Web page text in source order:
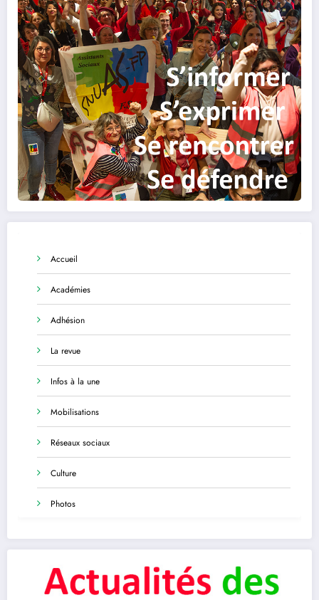
Accueil
Académies
Adhésion
La revue
Infos à la une
Mobilisations
Réseaux sociaux
Culture
Photos